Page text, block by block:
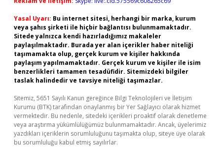
Yasal Uyarı: Bu internet sitesi, herhangi bir marka, kurum
veya şahıs şirketi ile hiçbir bağlantısı bulunmamaktadır.
Sitede yalnızca kendi hazırladığımız makaleler
paylaşılmaktadır. Burada yer alan içerikler haber niteliği
taşımamakta olup, gerçek kurum ve kişiler hakkında
paylaşım yapılmamaktadır. Gerçek kurum ve kişiler ile isim
benzerlikleri tamamen tesadüfidir. Sitemizdeki bilgiler
taslak halindedir ve tavsiye niteliği taşımazlar.
Sitemiz, 5651 Sayılı Kanun gereğince Bilgi Teknolojileri ve İletişim
Kurumu (BTK) tarafından onaylanmış bir Yer Sağlayıcı olarak hizmet
vermektedir. Bu nedenle, sitedeki içerikleri proaktif olarak denetleme
veya araştırma yükümlülüğümüz bulunmamaktadır. Ancak, üyelerimiz
yazdıkları içeriklerin sorumluluğunu taşımakta olup, siteye üye olarak
bu sorumluluğu kabul etmiş sayılırlar.